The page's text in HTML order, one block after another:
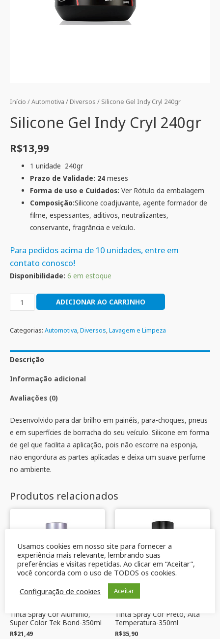
Início /Automotiva / Diversos / Silicone Gel Indy Cryl 240gr
Silicone Gel Indy Cryl 240gr
R$13,99
1 unidade 240gr
Prazo de Validade: 24 meses
Forma de uso e Cuidados:Ver Rótulo da embalagem
Composição:Silicone coadjuvante, agente formador de
filme, espessantes, aditivos, neutralizantes,
conservante, fragrância e veículo.
Para pedidos acima de 10 unidades, entre em
contato conosco!
Disponibilidade: 6 em estoque
ADICIONAR AO CARRINHO
Categorias: Automotiva,Diversos,Lavagem e Limpeza
Descrição
Informação adicional
Avaliações (0)
Desenvolvido para dar brilho em painéis, para-choques, pneus
e em superfícies de borracha do seu veículo. Silicone em forma
de gel que facilita a aplicação, pois não escorre na esponja,
não engordura as partes aplicadas e deixa um suave perfume
no ambiente.
Produtos relacionados
Tinta Spray Cor Alumínio,
Super Color Tek Bond-350ml
R$21,49
Tinta Spray Cor Preto, Alta
Temperatura-350ml
R$35,90
Usamos cookies em nosso site para fornecer a
experiência mais relevante, lembrando suas
preferências e visitas repetidas. Ao clicar em “Aceitar”,
você concorda com o uso de TODOS os cookies.
Configuração de cookies
Aceitar